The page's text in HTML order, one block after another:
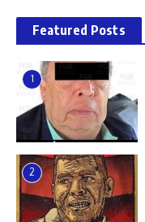
Featured Posts
1
2